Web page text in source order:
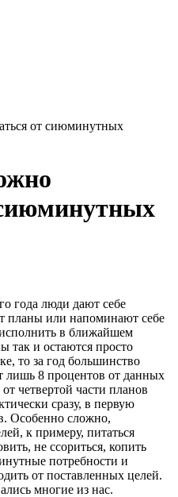
от сиюминутных
года люди дают себе
планы или напоминают себе
в ближайшем
так и остаются просто
то за год большинство
8 процентов от данных
четвертой части планов
сразу, в первую
Особенно сложно,
к примеру, питаться
не ссориться, копить
потребности и
от поставленных целей.
многие из нас.